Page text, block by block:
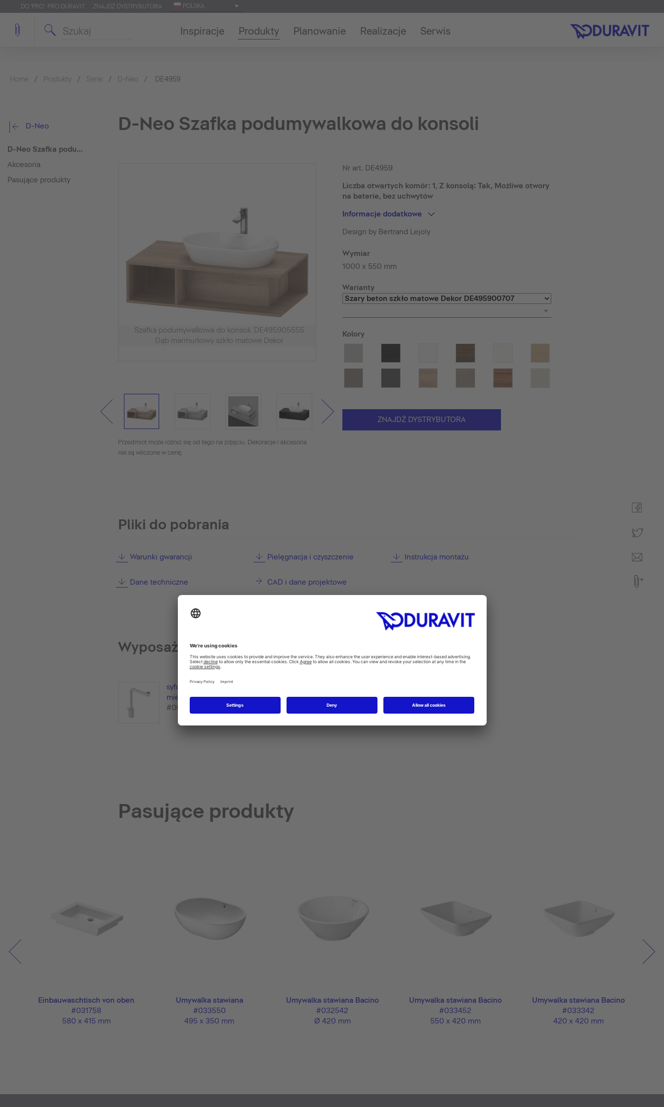
DO 'PRO': PRO.DURAVIT ZNAJDŹ DYSTRYBUTORA POLSKA
Inspiracje Produkty Planowanie Realizacje Serwis
Home Produkty Serie D-Neo DE4959
D-Neo
D-Neo Szafka podumywalkowa do konsoli
Akcesoria
Pasujące produkty
D-Neo Szafka podumywalkowa do konsoli
Szafka podumywalkowa do konsoli, DE495905555
Dąb marmurkowy szkło matowe Dekor
Przedmiot może różnić się od tego na zdjęciu. Dekoracje i akcesoria
nie są wliczone w cenę.
Nr art. DE4959
Liczba otwartych komór: 1, Z konsolą: Tak, Możliwe otwory
na baterie, bez uchwytów
Informacje dodatkowe
Design by Bertrand Lejoly
Wymiar
1000 x 550 mm
Warianty
Kolory
ZNAJDŹ DYSTRYBUTORA
Pliki do pobrania
Warunki gwarancji Pielęgnacja i czyszczenie Instrukcja montażu
Dane techniczne CAD i dane projektowe
Wyposażenie opcjonalne
syfon oszczędzający
miejsce
#005076
Pasujące produkty
Einbauwaschtisch von oben
#031758
580 x 415 mm
Umywalka stawiana
#033550
495 x 350 mm
Umywalka stawiana Bacino
#032542
Ø 420 mm
Umywalka stawiana Bacino
#033452
550 x 420 mm
Umywalka stawiana Bacino
#033342
420 x 420 mm